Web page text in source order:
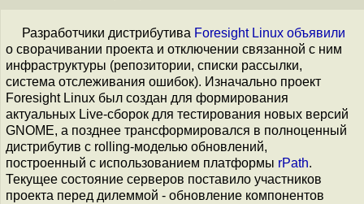
Разработчики дистрибутива Foresight Linux объявили
о сворачивании проекта и отключении связанной с ним
инфраструктуры (репозитории, списки рассылки,
система отслеживания ошибок). Изначально проект
Foresight Linux был создан для формирования
актуальных Live-сборок для тестирования новых версий
GNOME, а позднее трансформировался в полноценный
дистрибутив с rolling-моделью обновлений,
построенный с использованием платформы rPath.
Текущее состояние серверов поставило участников
проекта перед дилеммой - обновление компонентов